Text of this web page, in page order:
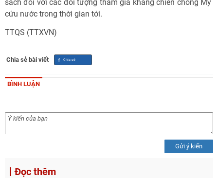
sách đối với các đối tượng tham gia kháng chiến chống Mỹ
cứu nước trong thời gian tới.
TTQS (TTXVN)
Chia sẻ bài viết
BÌNH LUẬN
Gửi ý kiến
Đọc thêm